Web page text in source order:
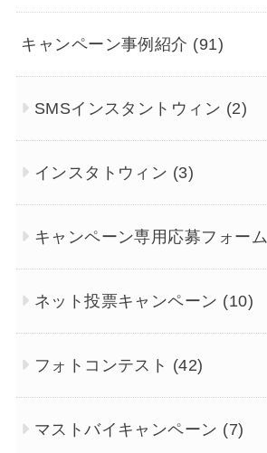
キャンペーン事例紹介 (91)
SMSインスタントウィン (2)
インスタトウィン (3)
キャンペーン専用応募フォーム
ネット投票キャンペーン (10)
フォトコンテスト (42)
マストバイキャンペーン (7)